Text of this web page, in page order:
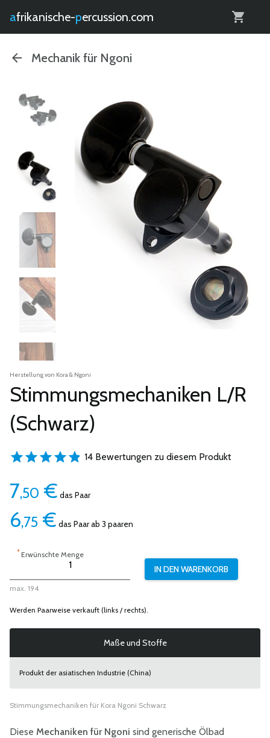
afrikanische- percussion.com
Mechanik für Ngoni
Herstellung von Kora & Ngoni
Stimmungsmechaniken L/R
(Schwarz)
14 Bewertungen zu diesem Produkt
7,50 € das Paar
6,75 € das Paar ab 3 paaren
*Erwünschte Menge
max. 194
Werden Paarweise verkauft (links / rechts).
Maße und Stoffe
Produkt der asiatischen Industrie (China)
Stimmungsmechaniken für Kora Ngoni Schwarz
Diese Mechaniken für Ngoni sind generische Ölbad